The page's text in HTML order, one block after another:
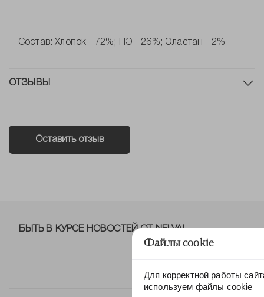
Состав: Хлопок - 72%; ПЭ - 26%; Эластан - 2%
ОТЗЫВЫ
Оставить отзыв
БЫТЬ В КУРСЕ НОВОСТЕЙ ОТ NELVA!
Файлы cookie
Для корректной работы
используем файлы cookie